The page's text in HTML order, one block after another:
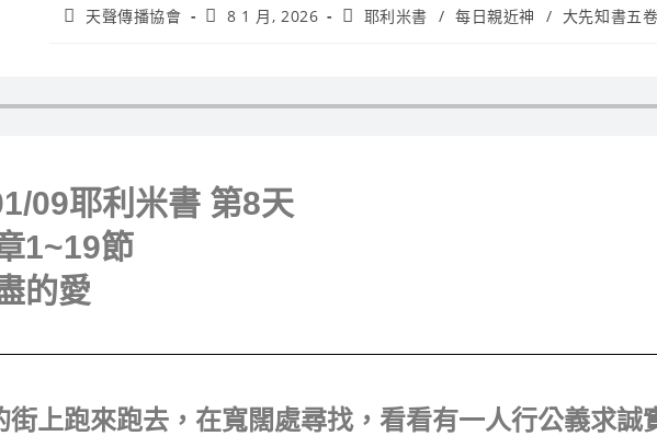
天聲傳播協會 8 1 月, 2026 耶利米書 / 每日親近神 / 大先知書五卷
09耶利米書 第8天
1~19節
的愛
上跑來跑去，在寬闊處尋找，看看有一人行公義求誠